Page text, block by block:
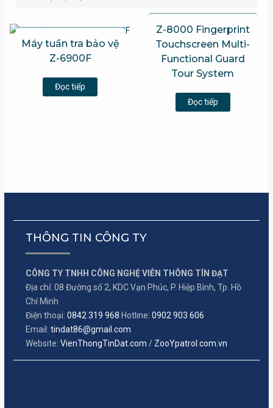
Máy tuần tra bảo vệ
Z-6900F
Đọc tiếp
Z-8000 Fingerprint
Touchscreen Multi-
Functional Guard
Tour System
Đọc tiếp
THÔNG TIN CÔNG TY
CÔNG TY TNHH CÔNG NGHỆ VIỄN THÔNG TÍN ĐẠT
Địa chỉ: 08 Đường số 2, KDC Vạn Phúc, P. Hiệp Bình, Tp. Hồ
Chí Minh
Điện thoại: 0842 319 968 Hotline: 0902 903 606
Email: tindat86@gmail.com
Website: VienThongTinDat.com / ZooYpatrol.com.vn